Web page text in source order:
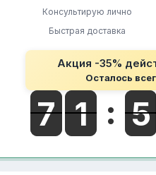
Консультирую лично
Быстрая доставка
Акция -35%
Осталось